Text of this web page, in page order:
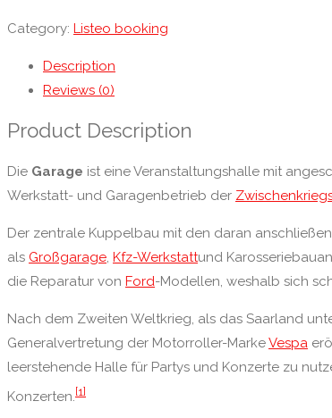
Category: Listeo booking
Description
Reviews (0)
Product Description
Die Garage ist eine Veranstaltungshalle mit
Werkstatt- und Garagenbetrieb der
Der zentrale Kuppelbau mit den daran
als Großgarage, Kfz-Werkstattund
die Reparatur von Ford-Modellen, weshalb sich
Nach dem Zweiten Weltkrieg, als das Saarland
Generalvertretung der Motorroller-MarkeVespa
leerstehende Halle für Partys und Konzerte zu
Konzerten. [1]